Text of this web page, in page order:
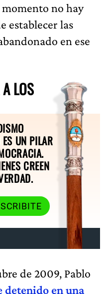
momento no hay
establecer las
en ese
LOS
UN PILAR
CREEN
de 2009, Pablo
detenido en una